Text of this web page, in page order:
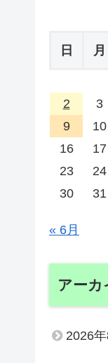
日 月
2
3
9
10
16
17
23
24
30
31
« 6月
アーカ
2026年